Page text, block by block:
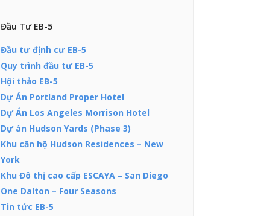
Đầu Tư EB-5
Đầu tư định cư EB-5
Quy trình đầu tư EB-5
Hội thảo EB-5
Dự Án Portland Proper Hotel
Dự Án Los Angeles Morrison Hotel
Dự án Hudson Yards (Phase 3)
Khu căn hộ Hudson Residences – New
York
Khu Đô thị cao cấp ESCAYA – San Diego
One Dalton – Four Seasons
Tin tức EB-5